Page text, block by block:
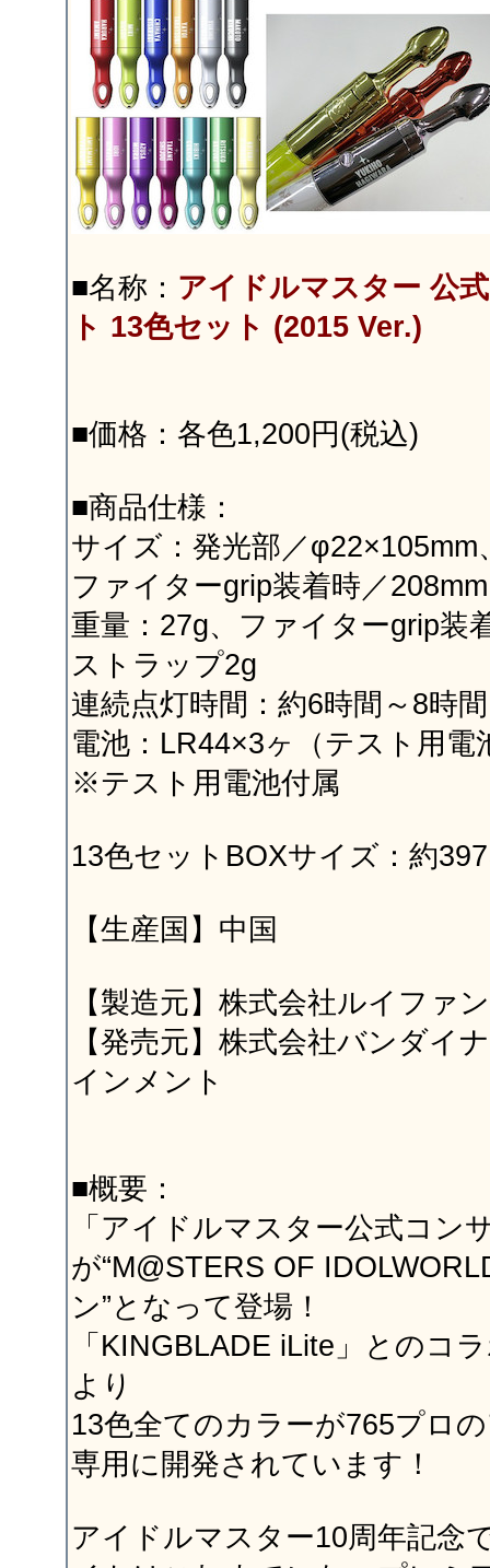
■名称： アイドルマスター 公
ト 13色セット (2015 Ver.)
■価格：各色1,200円(税込)
■商品仕様：
サイズ：発光部／φ22×105mm
ファイターgrip装着時／208mm
重量：27g、ファイターgrip装
ストラップ2g
連続点灯時間：約6時間～8時間
電池：LR44×3ヶ（テスト用電
※テスト用電池付属
13色セットBOXサイズ：約
【生産国】中国
【製造元】株式会社ルイファ
【発売元】株式会社バンダイ
インメント
■概要：
「アイドルマスター公式コン
が“M@STERS OF
ン”となって登場！
「KINGBLADE iLite」とのコ
より
13色全てのカラーが765プロ
専用に開発されています！
アイドルマスター10周年記念